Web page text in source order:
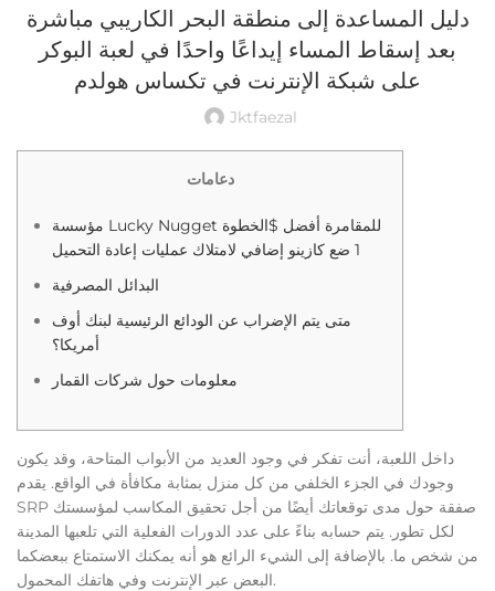
دليل المساعدة إلى منطقة البحر الكاريبي مباشرة
بعد إسقاط المساء إيداعًا واحدًا في لعبة البوكر
على شبكة الإنترنت في تكساس هولدم
Jktfaezal
دعامات
مؤسسة Lucky Nugget للمقامرة أفضل $الخطوة
1 ضع كازينو إضافي لامتلاك عمليات إعادة التحميل
البدائل المصرفية
متى يتم الإضراب عن الودائع الرئيسية لبنك أوف
أمريكا؟
معلومات حول شركات القمار
داخل اللعبة، أنت تفكر في وجود العديد من الأبواب المتاحة، وقد يكون
وجودك في الجزء الخلفي من كل منزل بمثابة مكافأة في الواقع. يقدم
SRP صفقة حول مدى توقعاتك أيضًا من أجل تحقيق المكاسب لمؤسستك
لكل تطور. يتم حسابه بناءً على عدد الدورات الفعلية التي تلعبها المدينة
من شخص ما. بالإضافة إلى الشيء الرائع هو أنه يمكنك الاستمتاع ببعضكما
البعض عبر الإنترنت وفي هاتفك المحمول.